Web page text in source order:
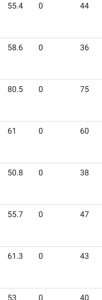
55.4 0 44
58.6 0 36
80.5 0 75
61 0 60
50.8 0 38
55.7 0 47
61.3 0 43
53 0 40